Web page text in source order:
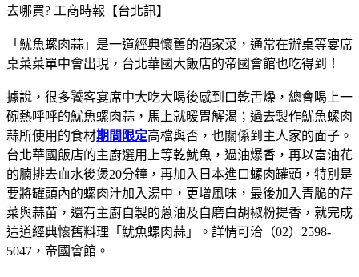
去哪買? 工商時報【台北訊】
「魷魚螺肉蒜」是一道經典懷舊的酒家菜，通常在辦桌等宴席
桌菜菜單中會出現，台北華國大飯店的帝國會館也吃得到！
據說，很多饕客宴席中大吃大喝後感到口乾舌燥，總會喝上一
碗熱呼呼的魷魚螺肉蒜，馬上就暖胃解渴；過去製作魷魚螺肉
蒜所使用的食材期間限定高檔與否，也關係到主人家的面子。
台北華國飯店的主廚選用上等乾魷魚，過油爆香，再以富油花
的腩排去血水後煲20分鐘，再加入日本進口螺肉罐頭，特別是
要將罐頭內的螺肉汁加入湯中，更增風味，最後加入青脆的芹
菜與蒜苗，還有主廚自製的蔥油及自磨白胡椒粉提香，就完成
這道經典懷舊料理「魷魚螺肉蒜」。詳情可洽（02）2598-
5047，帝國會館。